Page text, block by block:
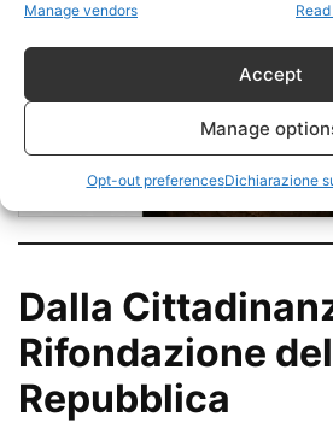
Manage vendors
Accept
Manage
Opt-out preferencesDichiarazione
Dalla
Rifondazione
Repubblica